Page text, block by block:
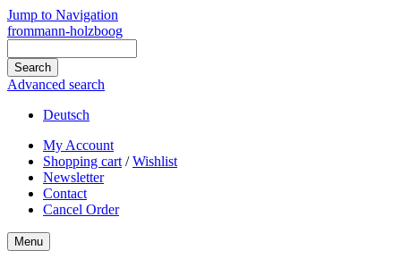
Jump to Navigation
frommann-holzboog
Advanced search
Deutsch
My Account
Shopping cart /Wishlist
Newsletter
Contact
Cancel Order
Menu